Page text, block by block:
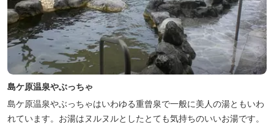
島ケ原温泉やぶっちゃ
島ケ原温泉やぶっちゃはいわゆる重曾泉で一般に美人の湯ともいわ
れています。お湯はヌルヌルとしたとても気持ちのいいお湯です。